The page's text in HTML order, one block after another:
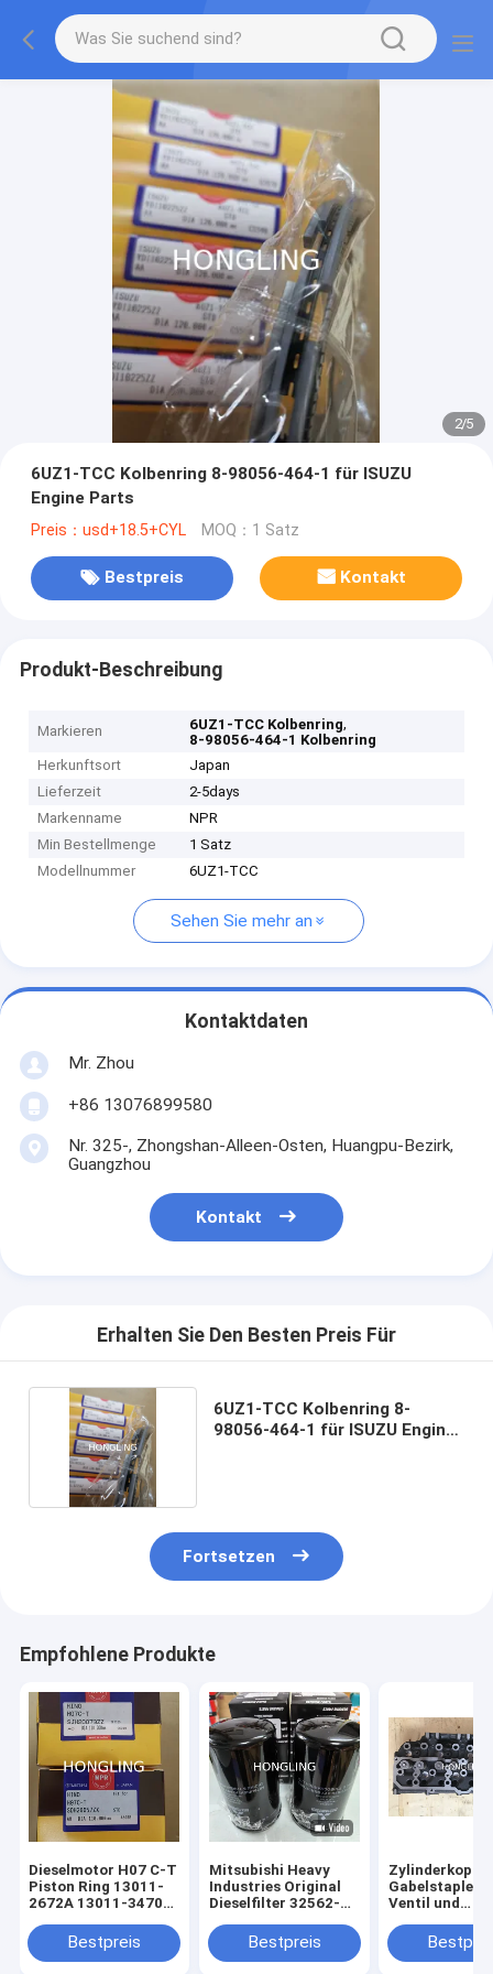
2/5
6UZ1-TCC Kolbenring 8-98056-464-1 für ISUZU
Engine Parts
Preis：usd+18.5+CYL MOQ：1 Satz
Bestpreis Kontakt
Produkt-Beschreibung
Markieren 6UZ1-TCC Kolbenring,
8-98056-464-1 Kolbenring
Herkunftsort
Japan
Lieferzeit
2-5days
Markenname
NPR
Min Bestellmenge
1 Satz
Modellnummer
6UZ1-TCC
Sehen Sie mehr an
Kontaktdaten
Mr. Zhou
+86 13076899580
Nr. 325-, Zhongshan-Alleen-Osten, Huangpu-Bezirk,
Guangzhou
Kontakt
Erhalten Sie Den Besten Preis Für
6UZ1-TCC Kolbenring 8-
98056-464-1 für ISUZU Engine
Fortsetzen
Empfohlene Produkte
Dieselmotor H07 C-T
Piston Ring 13011-
2672A 13011-3470A
Bestpreis
Mitsubishi Heavy
Industries Original
Dieselfilter 32562-
japanisches Teil für
Mitsubishi
Bestpreis
Zylinderkopf
Gabelstapler
Ventil und
32A01-21020
32A02-11020